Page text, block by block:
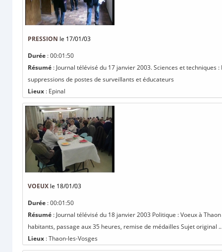
PRESSION le 17/01/03
Durée : 00:01:50
Résumé : Journal télévisé du 17 janvier 2003. Sciences et
suppressions de postes de surveillants et éducateurs
Lieux : Epinal
VOEUX le 18/01/03
Durée : 00:01:50
Résumé : Journal télévisé du 18 janvier 2003 Politique : Voeux à
habitants, passage aux 35 heures, remise de médailles Sujet original
Lieux : Thaon-les-Vosges